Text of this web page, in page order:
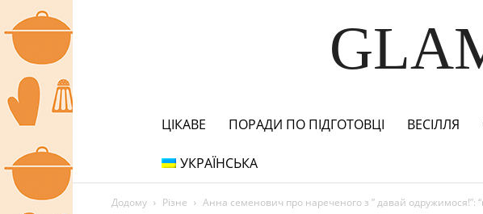
ЦІКАВЕ ПОРАДИ ПО ПІДГОТОВЦІ ВЕСІЛЛЯ
УКРАЇНСЬКА
Додому Різне Анна семенович про нареченого з ” давай одружимося!”: